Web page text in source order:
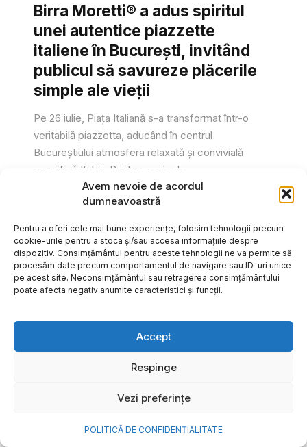
Avem nevoie de acordul
dumneavoastră
Pentru a oferi cele mai bune experiențe, folosim tehnologii precum
cookie-urile pentru a stoca și/sau accesa informațiile despre
dispozitiv. Consimțământul pentru aceste tehnologii ne va permite să
procesăm date precum comportamentul de navigare sau ID-uri unice
pe acest site. Neconsimțământul sau retragerea consimțământului
poate afecta negativ anumite caracteristici și funcții.
Accept
Respinge
Vezi preferințe
POLITICĂ DE CONFIDENȚIALITATE
Birra Moretti® a adus spiritul
unei autentice piazzette
italiene în București, invitând
publicul să savureze plăcerile
simple ale vieții
Pe 26 iulie, Piața Italiană s-a transformat într-o
veritabilă piazzetta, aducând în centrul
Bucureștiului atmosfera relaxată și convivială
specifică Italiei. Printr-o serie de...
Gabriel Barliga
frumoase amintiri ale verii într-